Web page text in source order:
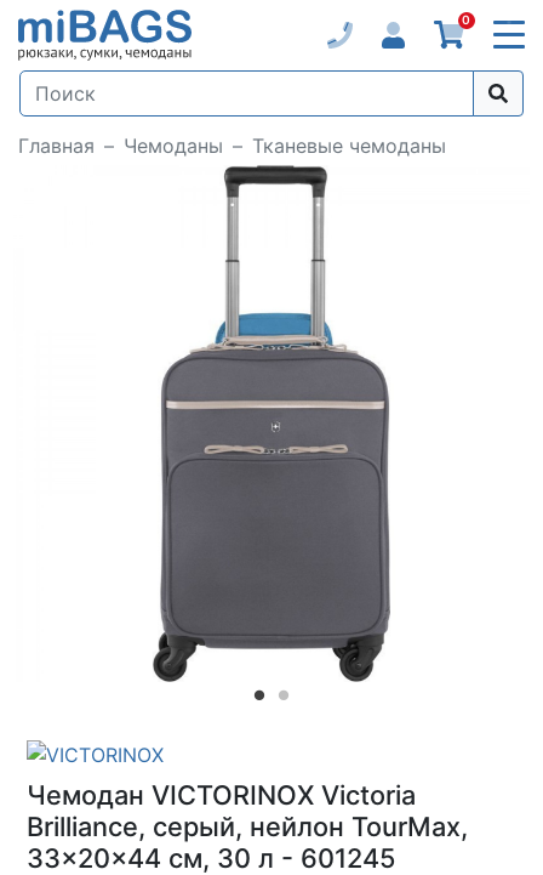
0
Главная Чемоданы Тканевые чемоданы
Loading...
Чемодан VICTORINOX Victoria
Brilliance, серый, нейлон TourMax,
33x20x44 см, 30 л - 601245